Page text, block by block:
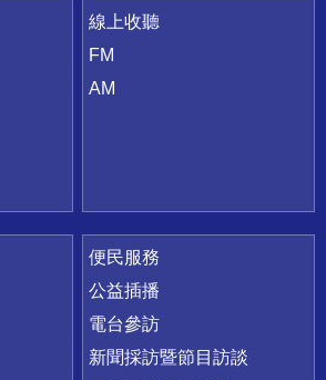
線上收聽
FM
AM
便民服務
公益插播
電台參訪
新聞採訪暨節目訪談